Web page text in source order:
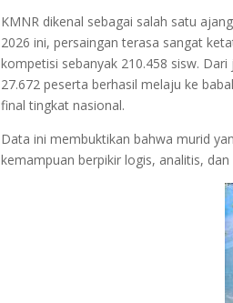
KMNR dikenal sebagai salah satu
2026 ini, persaingan terasa sangat
kompetisi sebanyak 210.458 sisw.
27.672 peserta berhasil melaju ke
final tingkat nasional.
Data ini membuktikan bahwa murid
kemampuan berpikir logis, analitis,